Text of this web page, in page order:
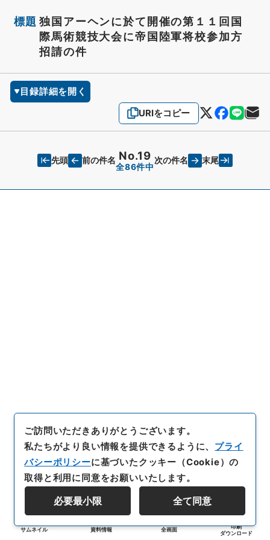
標題 独国アーヘンに於て開催の第１１回国
際馬術競技大会に帝国陸軍将校参加方
招請の件
目録詳細を開く
URIをコピー
先頭 前の件名 No.19
全86件中
次の件名 末尾
サムネイル 資料情報 全画面
印刷
ダウンロード
ご訪問いただきありがとうございます。
私たちがより良い情報を提供できるように、 プライ
バシーポリシーに基づいたクッキー（Cookie）の
取得と利用に同意をお願いいたします。
必要最小限 全て同意